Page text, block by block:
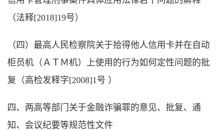
（法释[2018]19号）
（四）最高人民检察院关于拾得他人信用卡并在自动
柜员机（ＡＴＭ机）上使用的行为如何定性问题的批
复（高检发释字[2008]1号 ）
四、两高等部门关于金融诈骗罪的意见、批复、通
知、会议纪要等规范性文件